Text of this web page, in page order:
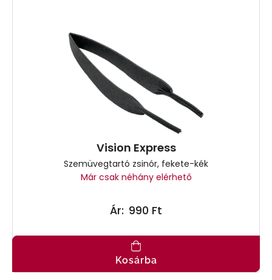
Vision Express
Szemüvegtartó zsinór, fekete-kék
Már csak néhány elérhető
Ár: 990 Ft
Kosárba